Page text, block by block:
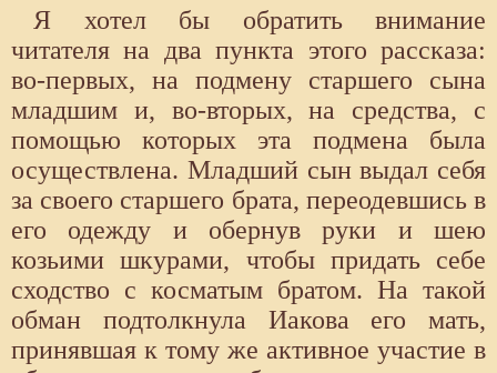
Я хотел бы обратить внимание
читателя на два пункта этого рассказа:
во-первых, на подмену старшего сына
младшим и, во-вторых, на средства, с
помощью которых эта подмена была
осуществлена. Младший сын выдал себя
за своего старшего брата, переодевшись в
его одежду и обернув руки и шею
козьими шкурами, чтобы придать себе
сходство с косматым братом. На такой
обман подтолкнула Иакова его мать,
принявшая к тому же активное участие в